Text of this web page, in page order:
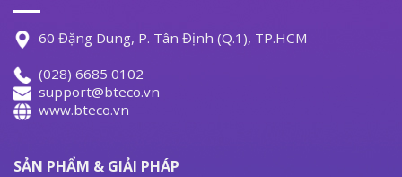
60 Đặng Dung, P. Tân Định (Q.1), TP.HCM
(028) 6685 0102
support@bteco.vn
www.bteco.vn
SẢN PHẨM & GIẢI PHÁP